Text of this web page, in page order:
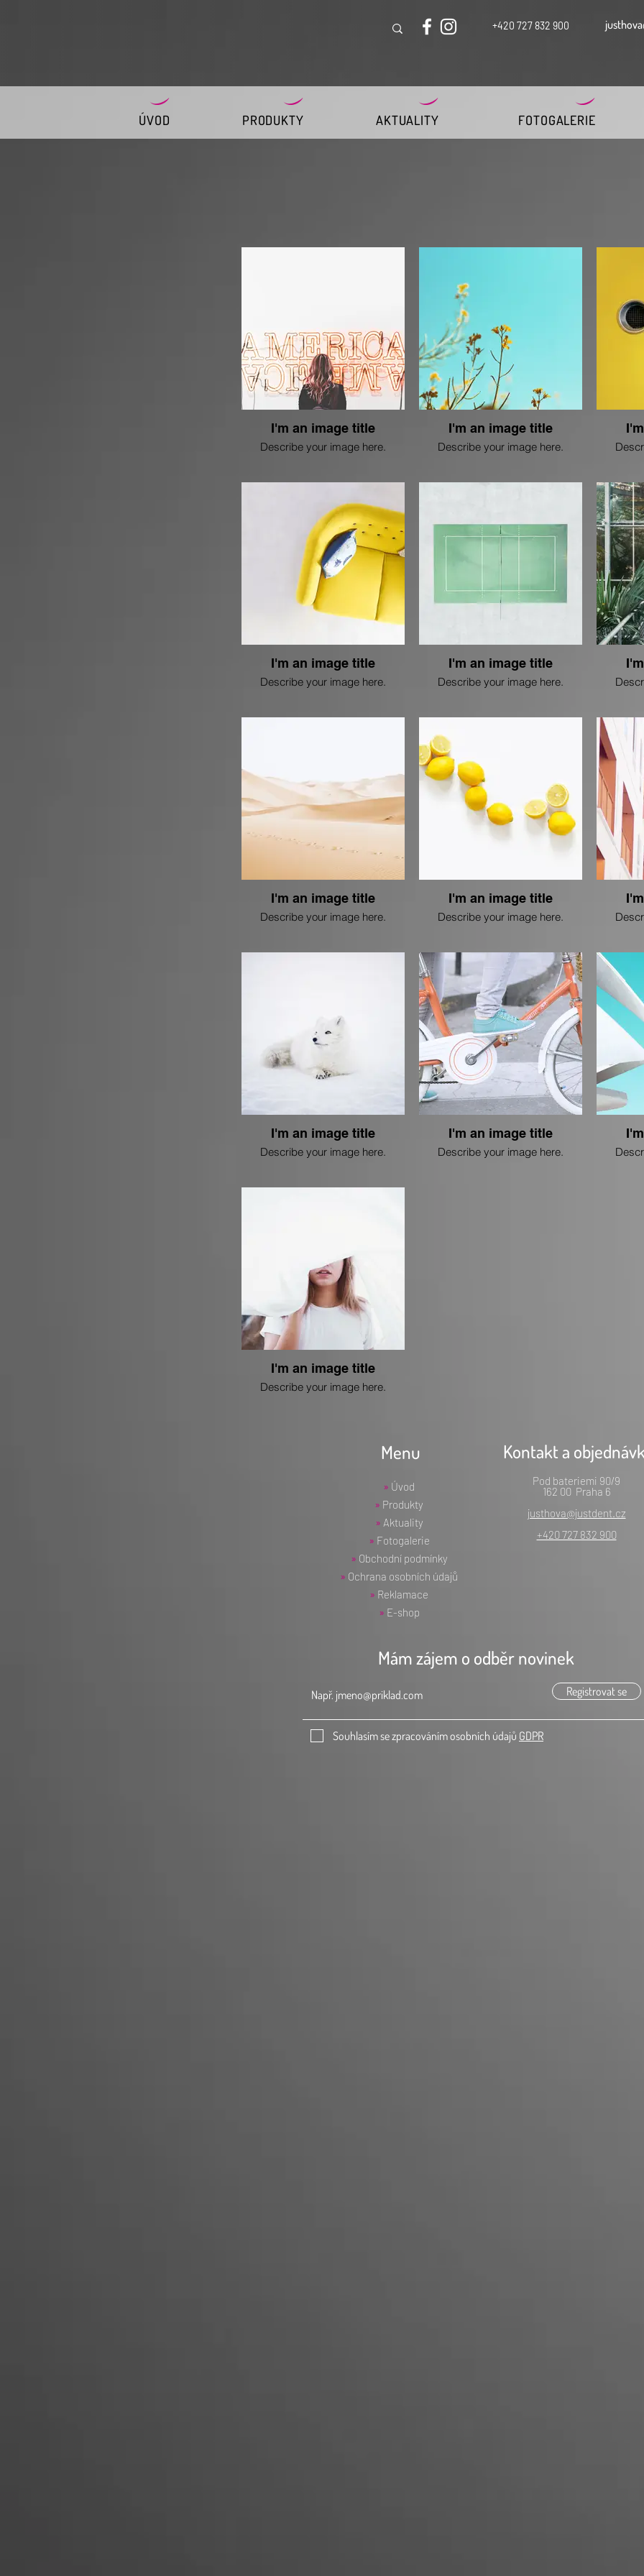
+420 727 832 900
I'm an image title
Describe your image here.
I'm an image title
Describe your image here.
I'm an image title
Describe your image here.
I'm an image title
Describe your image here.
I'm an image title
Describe your image here.
I'm an image title
Describe your image here.
I'm an image title
Describe your image here.
I'm an image title
Describe your image here.
I'm an image title
Describe your image here.
ÚVOD PRODUKTY AKTUALITY FOTOGALERIE
Menu
» Úvod
» Produkty
» Aktuality
» Fotogalerie
» Obchodní podmínky
» Ochrana osobních údajů
» Reklamace
» E-shop
Kontakt a
Pod bateriemi 90/9
162 00 Praha 6
justhova@justdent.cz
+420 727 832 900
Mám zájem o odběr novinek
Registrovat se
Souhlasím se zpracováním osobních údajů GDPR